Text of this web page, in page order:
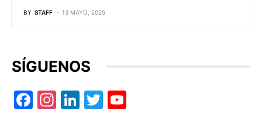
BY STAFF 13 MAYO, 2025
SÍGUENOS
Facebook
Instagram
LinkedIn
Twitter